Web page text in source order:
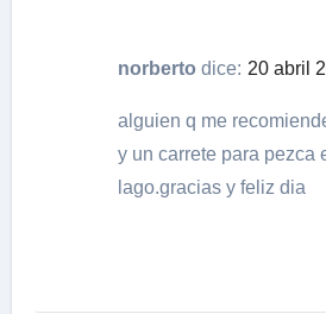
norberto dice: 20 abril
alguien q me
y un carrete para pezca
lago.gracias y feliz dia